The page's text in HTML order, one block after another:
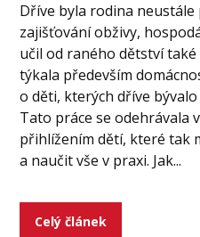
Dříve byla rodina neustále
zajišťování obživy,
učil od raného dětství také
týkala především
o děti, kterých dříve
Tato práce se odehrávala
přihlížením dětí, které tak
a naučit vše v praxi. Jak...
Celý článek